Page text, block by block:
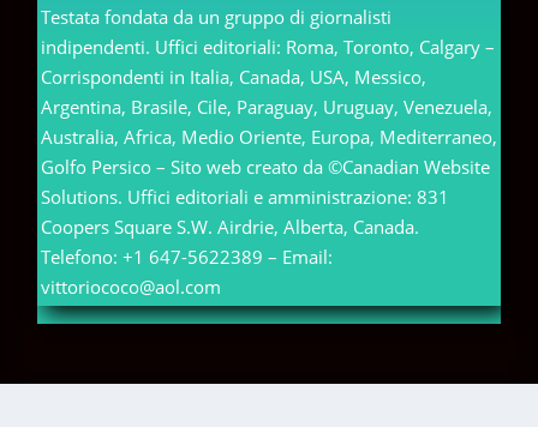
Testata fondata da un gruppo di giornalisti
indipendenti. Uffici editoriali: Roma, Toronto, Calgary –
Corrispondenti in Italia, Canada, USA, Messico,
Argentina, Brasile, Cile, Paraguay, Uruguay, Venezuela,
Australia, Africa, Medio Oriente, Europa, Mediterraneo,
Golfo Persico – Sito web creato da ©Canadian Website
Solutions. Uffici editoriali e amministrazione: 831
Coopers Square S.W. Airdrie, Alberta, Canada.
Telefono: +1 647-5622389 – Email:
vittoriococo@aol.com